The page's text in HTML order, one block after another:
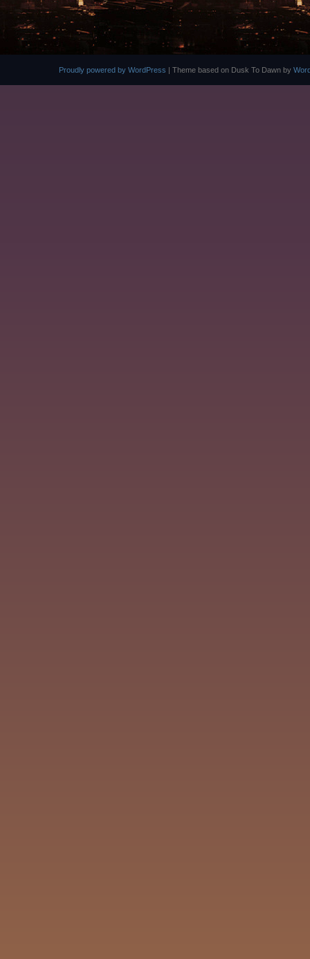
BEITRAGSNAVIGATION
Proudly powered by WordPress | Theme based on Dusk To Dawn by